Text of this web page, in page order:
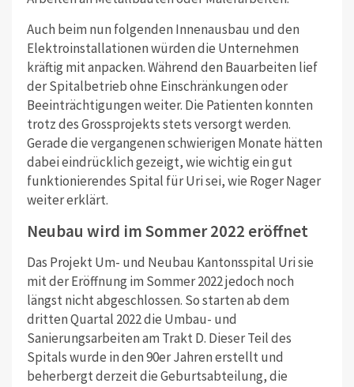
Auch beim nun folgenden Innenausbau und den
Elektroinstallationen würden die Unternehmen
kräftig mit anpacken. Während den Bauarbeiten lief
der Spitalbetrieb ohne Einschränkungen oder
Beeinträchtigungen weiter. Die Patienten konnten
trotz des Grossprojekts stets versorgt werden.
Gerade die vergangenen schwierigen Monate hätten
dabei eindrücklich gezeigt, wie wichtig ein gut
funktionierendes Spital für Uri sei, wie Roger Nager
weiter erklärt.
Neubau wird im Sommer 2022 eröffnet
Das Projekt Um- und Neubau Kantonsspital Uri sie
mit der Eröffnung im Sommer 2022 jedoch noch
längst nicht abgeschlossen. So starten ab dem
dritten Quartal 2022 die Umbau- und
Sanierungsarbeiten am Trakt D. Dieser Teil des
Spitals wurde in den 90er Jahren erstellt und
beherbergt derzeit die Geburtsabteilung, die